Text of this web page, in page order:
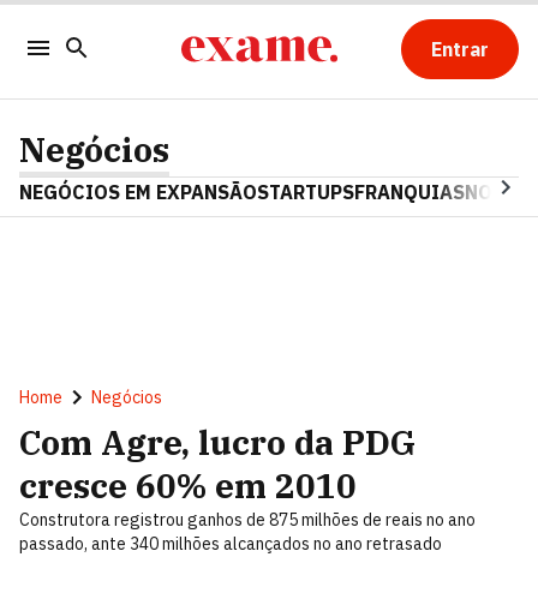
Entrar
Negócios
NEGÓCIOS EM EXPANSÃOSTARTUPSFRANQUIAS
Home Negócios
Com Agre, lucro da PDG
cresce 60% em 2010
Construtora registrou ganhos de 875 milhões de reais no ano
passado, ante 340 milhões alcançados no ano retrasado